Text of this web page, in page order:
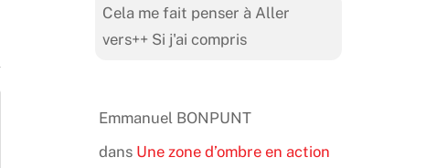
Cela me fait penser à Aller
vers++ Si j'ai compris
Emmanuel BONPUNT
dans Une zone d’ombre en action